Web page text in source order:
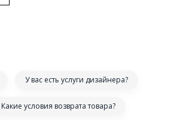
У вас есть услуги дизайнера?
Какие условия возврата товара?